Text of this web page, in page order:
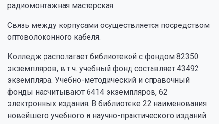
радиомонтажная мастерская.
Связь между корпусами осуществляется посредством
оптоволоконного кабеля.
Колледж располагает библиотекой с фондом 82350
экземпляров, в т.ч. учебный фонд составляет 43492
экземпляра. Учебно-методический и справочный
фонды насчитывают 6414 экземпляров, 62
электронных издания. В библиотеке 22 наименования
новейшего учебного и научно-практического изданий.